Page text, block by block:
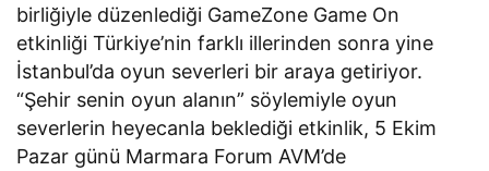
birliğiyle düzenlediği GameZone Game On
etkinliği Türkiye’nin farklı illerinden sonra yine
İstanbul’da oyun severleri bir araya getiriyor.
“Şehir senin oyun alanın” söylemiyle oyun
severlerin heyecanla beklediği etkinlik, 5 Ekim
Pazar günü Marmara Forum AVM’de